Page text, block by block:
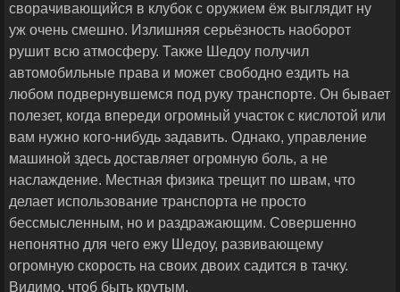
сворачивающийся в клубок с оружием ёж выглядит ну
уж очень смешно. Излишняя серьёзность наоборот
рушит всю атмосферу. Также Шедоу получил
автомобильные права и может свободно ездить на
любом подвернувшемся под руку транспорте. Он бывает
полезет, когда впереди огромный участок с кислотой или
вам нужно кого-нибудь задавить. Однако, управление
машиной здесь доставляет огромную боль, а не
наслаждение. Местная физика трещит по швам, что
делает использование транспорта не просто
бессмысленным, но и раздражающим. Совершенно
непонятно для чего ежу Шедоу, развивающему
огромную скорость на своих двоих садится в тачку.
Видимо, чтоб быть крутым.